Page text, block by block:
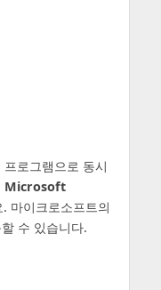
로그램으로 동시
Microsoft
마이크로소프트의
수 있습니다.